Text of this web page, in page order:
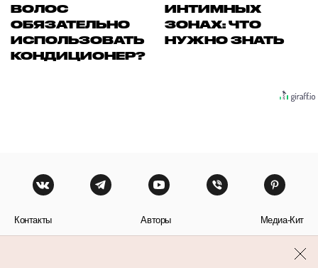
ВОЛОС
ОБЯЗАТЕЛЬНО
ИСПОЛЬЗОВАТЬ
КОНДИЦИОНЕР?
ИНТИМНЫХ
ЗОНАХ: ЧТО
НУЖНО ЗНАТЬ
Контакты Авторы Медиа-Кит